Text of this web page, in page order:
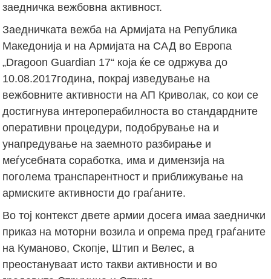
заедничка вежбовна активност.
Заедничката вежба на Армијата на Република
Македонија и на Армијата на САД во Европа
„Dragoon Guardian 17“ која ќе се одржува до
10.08.2017година, покрај изведување на
вежбовните активности на АП Криволак, со кои се
достигнува интероперабилноста во стандардните
оперативни процедури, подобрување на и
унапредување на заемното разбирање и
меѓусебната соработка, има и димензија на
поголема транспарентност и приближување на
армиските активности до граѓаните.
Во тој контекст двете армии досега имаа заеднички
приказ на моторни возила и опрема пред граѓаните
на Куманово, Скопје, Штип и Велес, а
преостануваат исто такви активности и во